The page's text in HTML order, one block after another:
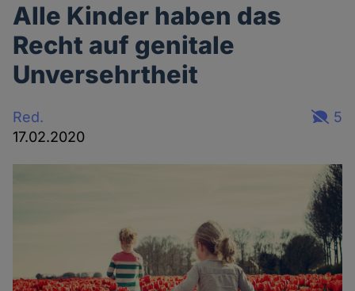
Alle Kinder haben das
Recht auf genitale
Unversehrtheit
Red.
17.02.2020
5